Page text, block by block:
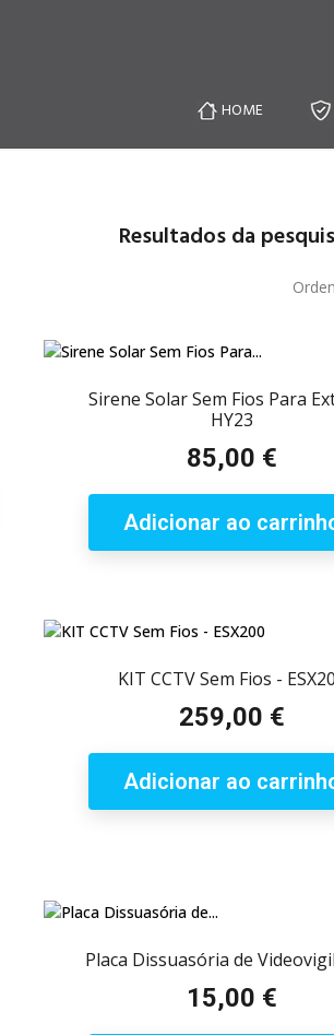
HOME
Resultados da
Sirene Solar Sem Fios Para
HY23
Preço
85,00 €
Adicionar ao
KIT CCTV Sem Fios -
Preço
259,00 €
Adicionar ao
Placa Dissuasória de
Preço
15,00 €